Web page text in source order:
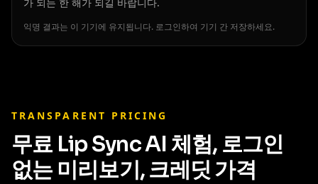
익명 결과는 이 기기에 유지됩니다. 로그인하여 기기 간 저장하세요.
TRANSPARENT PRICING
무료 Lip Sync AI 체험, 로그인
없는 미리보기, 크레딧 가격